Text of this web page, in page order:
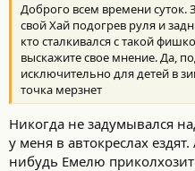
Доброго всем времени суток.
свой Хай подогрев руля и
кто сталкивался с такой
выскажите свое мнение. Да,
исключительно для детей в
точка мерзнет
Никогда не задумывался
у меня в автокреслах
нибудь Емелю